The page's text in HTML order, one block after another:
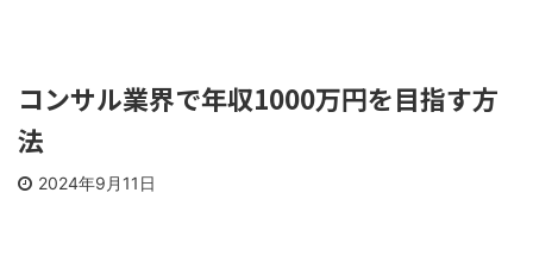
コンサル業界で年収1000万円を目指す方
法
2024年9月11日